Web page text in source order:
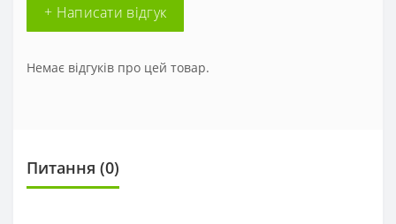
+ Написати відгук
Немає відгуків про цей товар.
Питання (0)